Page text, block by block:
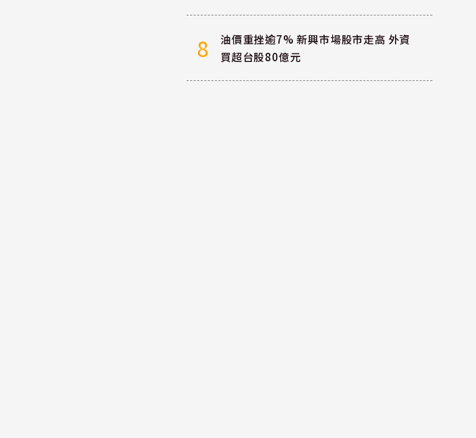
8
油價重挫逾7% 新興市場股市走高 外資
買超台股80億元